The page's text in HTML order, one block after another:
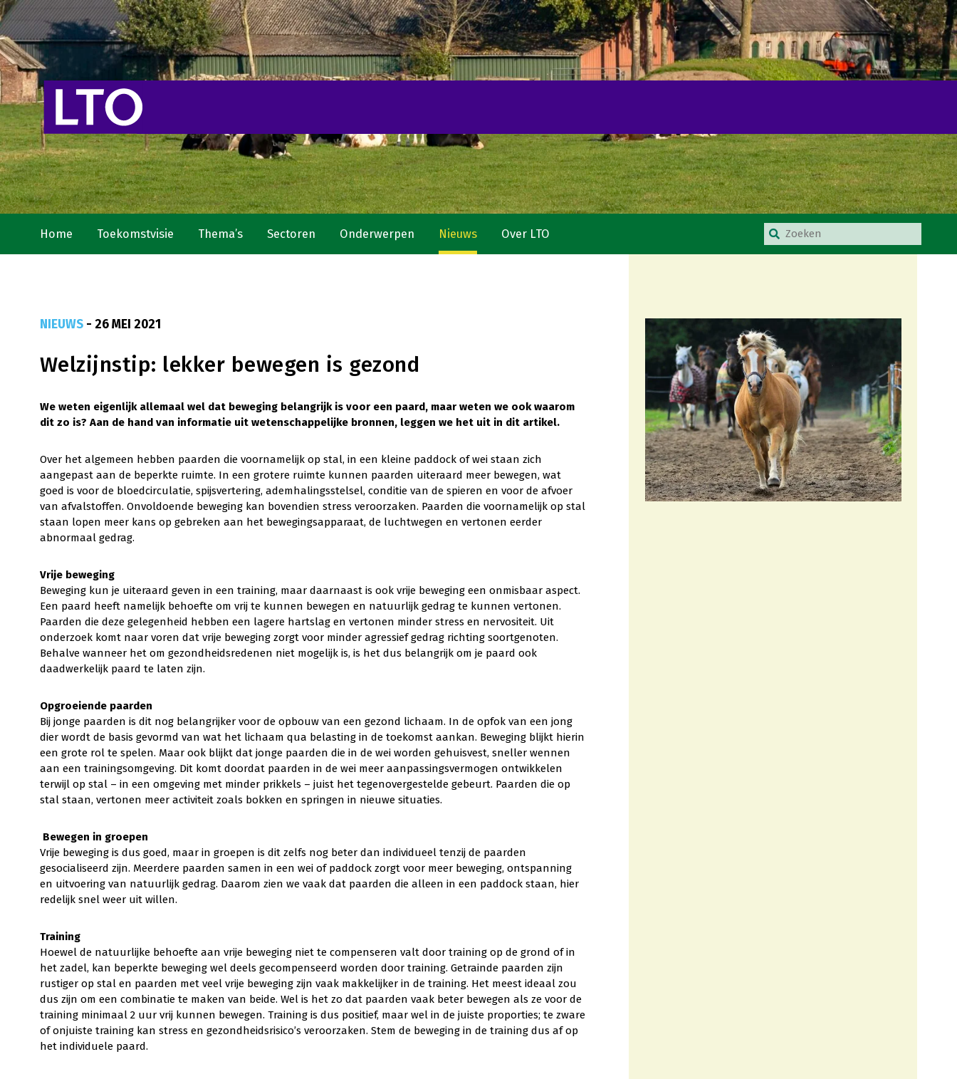
Home Toekomstvisie Thema’s Sectoren Onderwerpen Nieuws Over LTO
NIEUWS- 26 MEI 2021
Welzijnstip: lekker bewegen is gezond
We weten eigenlijk allemaal wel dat beweging belangrijk is voor een paard, maar weten we ook waarom
dit zo is? Aan de hand van informatie uit wetenschappelijke bronnen, leggen we het uit in dit artikel.
Over het algemeen hebben paarden die voornamelijk op stal, in een kleine paddock of wei staan zich
aangepast aan de beperkte ruimte. In een grotere ruimte kunnen paarden uiteraard meer bewegen, wat
goed is voor de bloedcirculatie, spijsvertering, ademhalingsstelsel, conditie van de spieren en voor de afvoer
van afvalstoffen. Onvoldoende beweging kan bovendien stress veroorzaken. Paarden die voornamelijk op stal
staan lopen meer kans op gebreken aan het bewegingsapparaat, de luchtwegen en vertonen eerder
abnormaal gedrag.
Vrije beweging
Beweging kun je uiteraard geven in een training, maar daarnaast is ook vrije beweging een onmisbaar aspect.
Een paard heeft namelijk behoefte om vrij te kunnen bewegen en natuurlijk gedrag te kunnen vertonen.
Paarden die deze gelegenheid hebben een lagere hartslag en vertonen minder stress en nervositeit. Uit
onderzoek komt naar voren dat vrije beweging zorgt voor minder agressief gedrag richting soortgenoten.
Behalve wanneer het om gezondheidsredenen niet mogelijk is, is het dus belangrijk om je paard ook
daadwerkelijk paard te laten zijn.
Opgroeiende paarden
Bij jonge paarden is dit nog belangrijker voor de opbouw van een gezond lichaam. In de opfok van een jong
dier wordt de basis gevormd van wat het lichaam qua belasting in de toekomst aankan. Beweging blijkt hierin
een grote rol te spelen. Maar ook blijkt dat jonge paarden die in de wei worden gehuisvest, sneller wennen
aan een trainingsomgeving. Dit komt doordat paarden in de wei meer aanpassingsvermogen ontwikkelen
terwijl op stal – in een omgeving met minder prikkels – juist het tegenovergestelde gebeurt. Paarden die op
stal staan, vertonen meer activiteit zoals bokken en springen in nieuwe situaties.
Bewegen in groepen
Vrije beweging is dus goed, maar in groepen is dit zelfs nog beter dan individueel tenzij de paarden
gesocialiseerd zijn. Meerdere paarden samen in een wei of paddock zorgt voor meer beweging, ontspanning
en uitvoering van natuurlijk gedrag. Daarom zien we vaak dat paarden die alleen in een paddock staan, hier
redelijk snel weer uit willen.
Training
Hoewel de natuurlijke behoefte aan vrije beweging niet te compenseren valt door training op de grond of in
het zadel, kan beperkte beweging wel deels gecompenseerd worden door training. Getrainde paarden zijn
rustiger op stal en paarden met veel vrije beweging zijn vaak makkelijker in de training. Het meest ideaal zou
dus zijn om een combinatie te maken van beide. Wel is het zo dat paarden vaak beter bewegen als ze voor de
training minimaal 2 uur vrij kunnen bewegen. Training is dus positief, maar wel in de juiste proporties; te zware
of onjuiste training kan stress en gezondheidsrisico’s veroorzaken. Stem de beweging in de training dus af op
het individuele paard.